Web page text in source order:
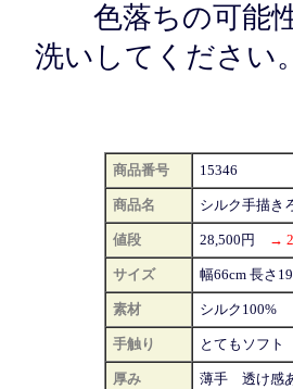
色落ちの可能性
洗いしてください
商品番号 15346
商品名 シルク手描き
値段 28,500円 →
サイズ 幅66cm 長さ
素材 シルク100%
手触り とてもソフト
厚み 薄手 透け感